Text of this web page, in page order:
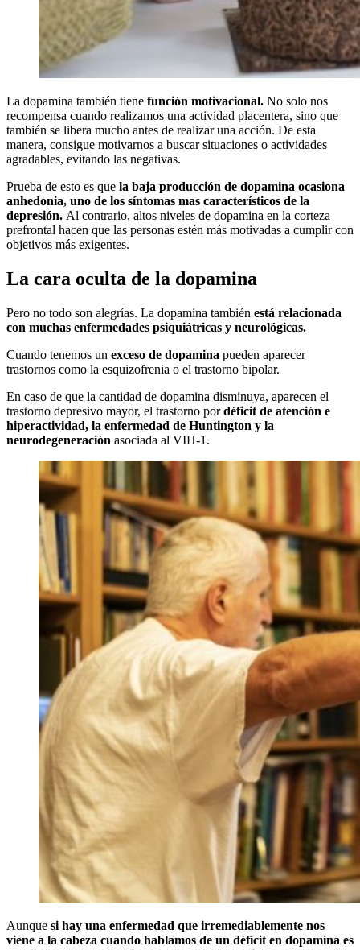
La dopamina también tiene función motivacional. No solo nos
recompensa cuando realizamos una actividad placentera, sino que
también se libera mucho antes de realizar una acción. De esta
manera, consigue motivarnos a buscar situaciones o actividades
agradables, evitando las negativas.
Prueba de esto es que la baja producción de dopamina ocasiona
anhedonia, uno de los síntomas mas característicos de la
depresión. Al contrario, altos niveles de dopamina en la corteza
prefrontal hacen que las personas estén más motivadas a cumplir con
objetivos más exigentes.
La cara oculta de la dopamina
Pero no todo son alegrías. La dopamina también está relacionada
con muchas enfermedades psiquiátricas y neurológicas.
Cuando tenemos un exceso de dopamina pueden aparecer
trastornos como la esquizofrenia o el trastorno bipolar.
En caso de que la cantidad de dopamina disminuya, aparecen el
trastorno depresivo mayor, el trastorno pordéficit de atención e
hiperactividad, la enfermedad de Huntington y la
neurodegeneración asociada al VIH-1.
Aunque si hay una enfermedad que irremediablemente nos
viene a la cabeza cuando hablamos de un déficit en dopamina es